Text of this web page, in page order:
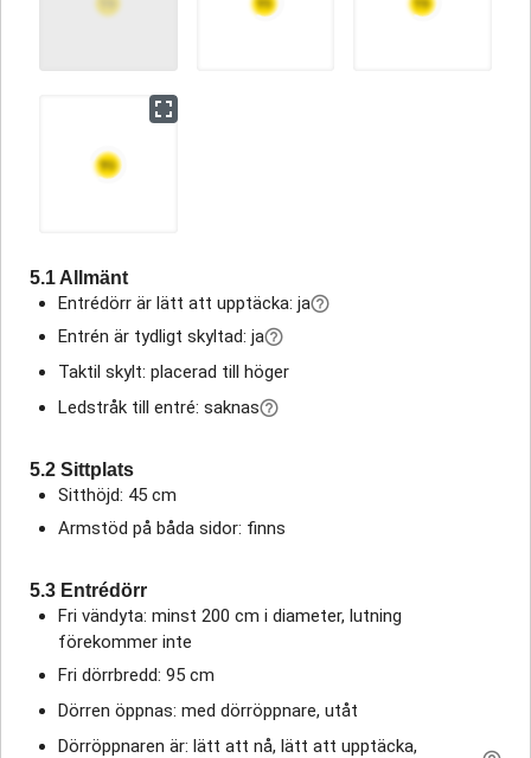
5.1 Allmänt
Entrédörr är lätt att upptäcka: ja
Entrén är tydligt skyltad: ja
Taktil skylt: placerad till höger
Ledstråk till entré: saknas
5.2 Sittplats
Sitthöjd: 45 cm
Armstöd på båda sidor: finns
5.3 Entrédörr
Fri vändyta: minst 200 cm i diameter, lutning
förekommer inte
Fri dörrbredd: 95 cm
Dörren öppnas: med dörröppnare, utåt
Dörröppnaren är: lätt att nå, lätt att upptäcka,